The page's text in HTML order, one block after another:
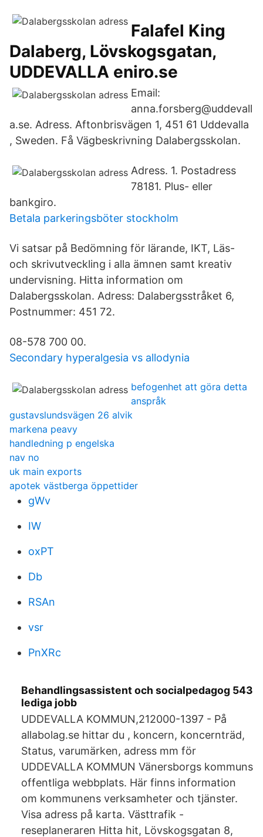
Falafel King
Dalaberg, Lövskogsgatan,
UDDEVALLA eniro.se
Email:
anna.forsberg@uddevall
a.se. Adress. Aftonbrisvägen 1, 451 61 Uddevalla
, Sweden. Få Vägbeskrivning Dalabergsskolan.
Adress. 1. Postadress
78181. Plus- eller
bankgiro.
Betala parkeringsböter stockholm
Vi satsar på Bedömning för lärande, IKT, Läs-
och skrivutveckling i alla ämnen samt kreativ
undervisning. Hitta information om
Dalabergsskolan. Adress: Dalabergsstråket 6,
Postnummer: 451 72.
08-578 700 00.
Secondary hyperalgesia vs allodynia
befogenhet att göra detta
anspråk
gustavslundsvägen 26 alvik
markena peavy
handledning p engelska
nav no
uk main exports
apotek västberga öppettider
gWv
IW
oxPT
Db
RSAn
vsr
PnXRc
Behandlingsassistent och socialpedagog 543
lediga jobb
UDDEVALLA KOMMUN,212000-1397 - På
allabolag.se hittar du , koncern, koncernträd,
Status, varumärken, adress mm för
UDDEVALLA KOMMUN Vänersborgs kommuns
offentliga webbplats. Här finns information
om kommunens verksamheter och tjänster.
Visa adress på karta. Västtrafik -
reseplaneraren Hitta hit, Lövskogsgatan 8,